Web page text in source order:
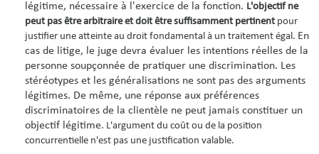
légitime, nécessaire à l'exercice de la fonction. L'objectif ne
peut pas être arbitraire et doit être suffisamment pertinent pour
justifier une atteinte au droit fondamental à un traitement égal. En
cas de litige, le juge devra évaluer les intentions réelles de la
personne soupçonnée de pratiquer une discrimination. Les
stéréotypes et les généralisations ne sont pas des arguments
légitimes. De même, une réponse aux préférences
discriminatoires de la clientèle ne peut jamais constituer un
objectif légitime. L'argument du coût ou de la position
concurrentielle n'est pas une justification valable.